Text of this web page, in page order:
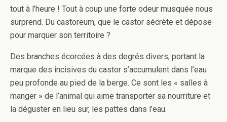
tout à l’heure ! Tout à coup une forte odeur musquée nous
surprend. Du castoreum, que le castor sécrète et dépose
pour marquer son territoire ?
Des branches écorcées à des degrés divers, portant la
marque des incisives du castor s’accumulent dans l’eau
peu profonde au pied de la berge. Ce sont les « salles à
manger » de l’animal qui aime transporter sa nourriture et
la déguster en lieu sur, les pattes dans l’eau.